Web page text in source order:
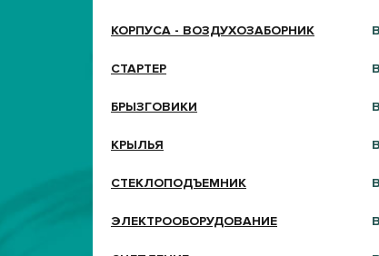
КОРПУСА - ВОЗДУХОЗАБОРНИК
СТАРТЕР
БРЫЗГОВИКИ
КРЫЛЬЯ
СТЕКЛОПОДЪЕМНИК
ЭЛЕКТРООБОРУДОВАНИЕ